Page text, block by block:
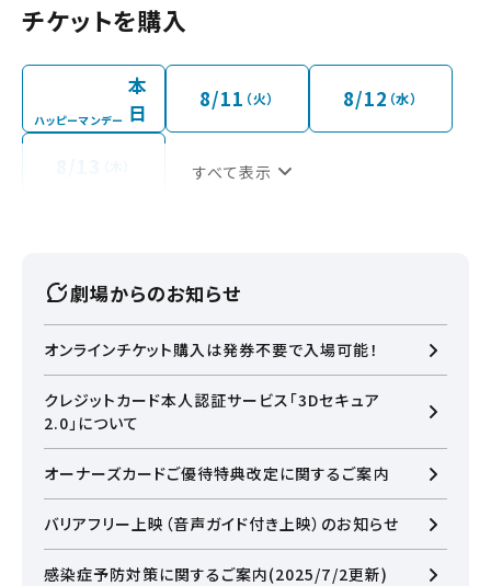
閉じる
チケットを購入
ハッピーマンデー
本
日
8/11 （火） 8/12 （水）
すべて表示
劇場からのお知らせ
オンラインチケット購入は発券不要で入場可能！
クレジットカード本人認証サービス「3Dセキュア
2.0」について
オーナーズカードご優待特典改定に関するご案内
バリアフリー上映（音声ガイド付き上映）のお知らせ
感染症予防対策に関するご案内(2025/7/2更新)